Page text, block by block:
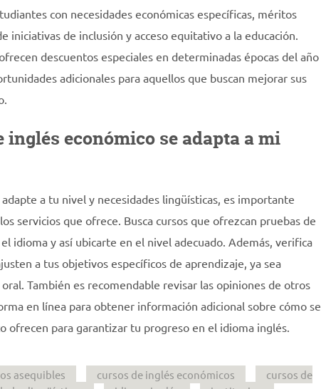
con necesidades económicas específicas, méritos
de inclusión y acceso equitativo a la educación.
descuentos especiales en determinadas épocas del año
adicionales para aquellos que buscan mejorar sus
inglés económico se adapta a mi
a tu nivel y necesidades lingüísticas, es importante
servicios que ofrece. Busca cursos que ofrezcan pruebas de
idioma y así ubicarte en el nivel adecuado. Además, verifica
a tus objetivos específicos de aprendizaje, ya sea
También es recomendable revisar las opiniones de otros
en línea para obtener información adicional sobre cómo se
ofrecen para garantizar tu progreso en el idioma inglés.
asequibles cursos de inglés económicos
cursos de